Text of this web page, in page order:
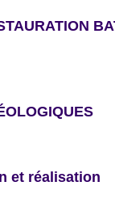
et réalisation